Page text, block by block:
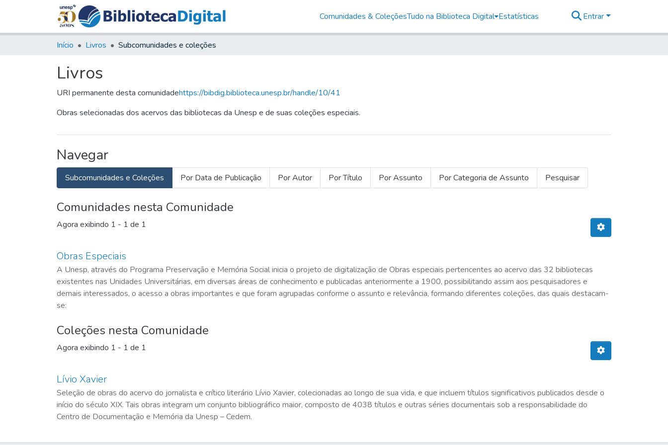
Comunidades & ColeçõesTudo na Biblioteca Digital Estatísticas Entrar
Início Livros Subcomunidades e coleções
Livros
URI permanente desta comunidadehttps://bibdig.biblioteca.unesp.br/handle/10/41
Obras selecionadas dos acervos das bibliotecas da Unesp e de suas coleções especiais.
Navegar
Subcomunidades e Coleções Por Data de Publicação Por Autor Por Título Por Assunto Por Categoria de Assunto Pesquisar
Comunidades nesta Comunidade
Agora exibindo 1 - 1 de 1
Obras Especiais
A Unesp, através do Programa Preservação e Memória Social inicia o projeto de digitalização de Obras especiais pertencentes ao acervo das 32 bibliotecas
existentes nas Unidades Universitárias, em diversas áreas de conhecimento e publicadas anteriormente a 1900, possibilitando assim aos pesquisadores e
demais interessados, o acesso a obras importantes e que foram agrupadas conforme o assunto e relevância, formando diferentes coleções, das quais destacam-
se:
Coleções nesta Comunidade
Agora exibindo 1 - 1 de 1
Lívio Xavier
Seleção de obras do acervo do jornalista e crítico literário Lívio Xavier, colecionadas ao longo de sua vida, e que incluem títulos significativos publicados desde o
início do século XIX. Tais obras integram um conjunto bibliográfico maior, composto de 4038 títulos e outras séries documentais sob a responsabilidade do
Centro de Documentação e Memória da Unesp – Cedem.